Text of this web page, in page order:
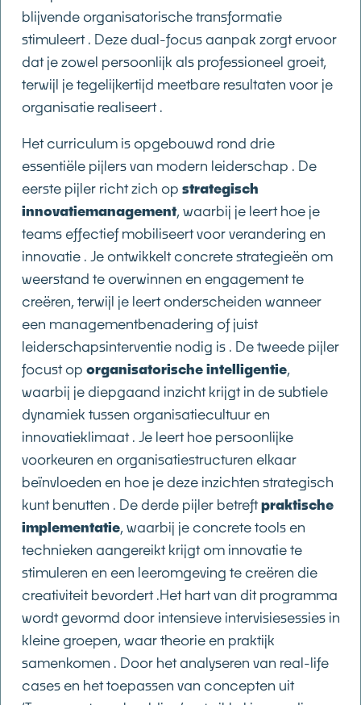
blijvende organisatorische transformatie
stimuleert . Deze dual-focus aanpak zorgt ervoor
dat je zowel persoonlijk als professioneel groeit,
terwijl je tegelijkertijd meetbare resultaten voor je
organisatie realiseert .
Het curriculum is opgebouwd rond drie
essentiële pijlers van modern leiderschap . De
eerste pijler richt zich op strategisch
innovatiemanagement, waarbij je leert hoe je
teams effectief mobiliseert voor verandering en
innovatie . Je ontwikkelt concrete strategieën om
weerstand te overwinnen en engagement te
creëren, terwijl je leert onderscheiden wanneer
een managementbenadering of juist
leiderschapsinterventie nodig is . De tweede pijler
focust op organisatorische intelligentie,
waarbij je diepgaand inzicht krijgt in de subtiele
dynamiek tussen organisatiecultuur en
innovatieklimaat . Je leert hoe persoonlijke
voorkeuren en organisatiestructuren elkaar
beïnvloeden en hoe je deze inzichten strategisch
kunt benutten . De derde pijler betreftpraktische
implementatie, waarbij je concrete tools en
technieken aangereikt krijgt om innovatie te
stimuleren en een leeromgeving te creëren die
creativiteit bevordert .Het hart van dit programma
wordt gevormd door intensieve intervisiesessies in
kleine groepen, waar theorie en praktijk
samenkomen . Door het analyseren van real-life
cases en het toepassen van concepten uit